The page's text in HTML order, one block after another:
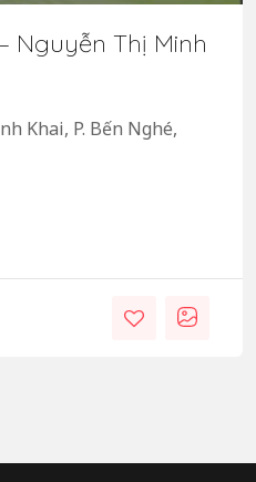
Nguyễn Thị Minh
Khai, P. Bến Nghé,